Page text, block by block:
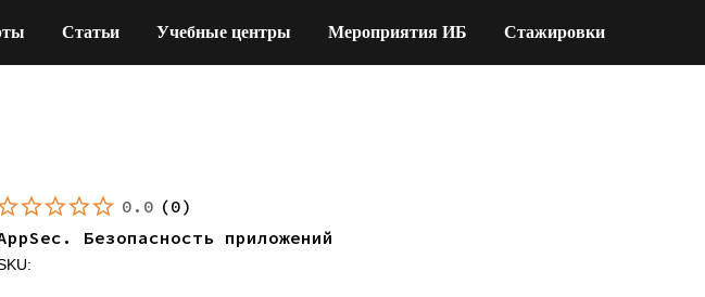
Статьи Учебные центры Мероприятия ИБ Стажировки
0.0 (0)
Безопасность приложений